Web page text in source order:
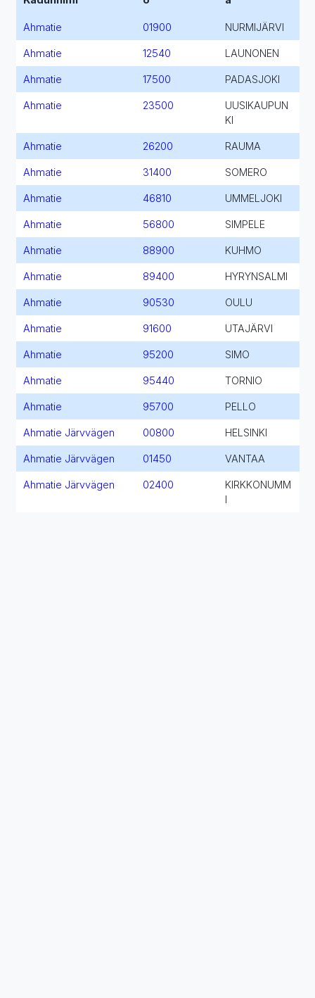
Ahmatie 01900 NURMIJÄRVI
Ahmatie 12540 LAUNONEN
Ahmatie 17500 PADASJOKI
Ahmatie 23500
UUSIKAUPUN
KI
Ahmatie 26200 RAUMA
Ahmatie 31400 SOMERO
Ahmatie 46810 UMMELJOKI
Ahmatie 56800 SIMPELE
Ahmatie 88900 KUHMO
Ahmatie 89400 HYRYNSALMI
Ahmatie 90530 OULU
Ahmatie 91600 UTAJÄRVI
Ahmatie 95200 SIMO
Ahmatie 95440 TORNIO
Ahmatie 95700 PELLO
Ahmatie Järvvägen 00800 HELSINKI
Ahmatie Järvvägen 01450 VANTAA
Ahmatie Järvvägen 02400
KIRKKONUMM